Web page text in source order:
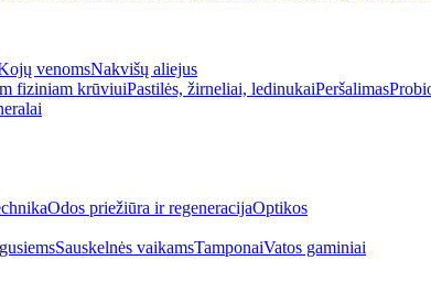
venomsNakvišų aliejus
fiziniam krūviuiPastilės, žirneliai, ledinukaiPeršalimas
Odos priežiūra ir regeneracijaOptikos
Sauskelnės vaikamsTamponaiVatos gaminiai